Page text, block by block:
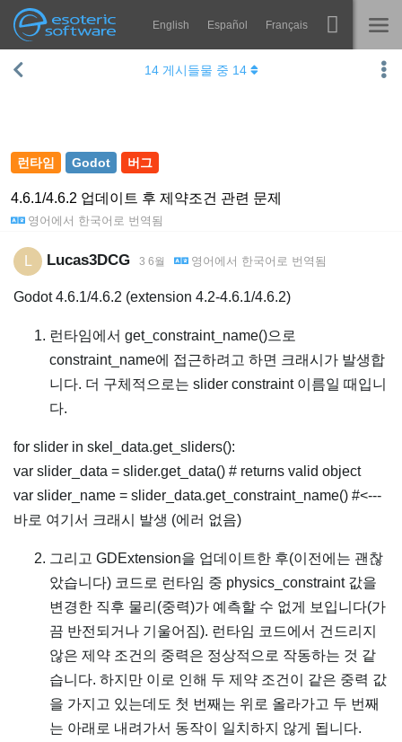
Esoteric Software
Navigation English Español Français
홈 Spine
FAQ
평가판 사용
구매
런타임 Godot 버그
4.6.1/4.6.2 업데이트 후 제약조건 관련 문제
영어 에서 한국어 로 번역됨
14게시들물 중 14
Lucas3DCG 3 6월 영어 에서 한국어 로 번역됨
Godot 4.6.1/4.6.2 (extension 4.2-4.6.1/4.6.2)
런타임에서 get_constraint_name()으로
constraint_name에 접근하려고 하면 크래시가 발생합
니다. 더 구체적으로는 slider constraint 이름일 때입니
다.
for slider in skel_data.get_sliders():
var slider_data = slider.get_data() # returns valid object
var slider_name = slider_data.get_constraint_name() #<---
바로 여기서 크래시 발생 (에러 없음)
그리고 GDExtension을 업데이트한 후(이전에는 괜찮
았습니다) 코드로 런타임 중 physics_constraint 값을
변경한 직후 물리(중력)가 예측할 수 없게 보입니다(가
끔 반전되거나 기울어짐). 런타임 코드에서 건드리지
않은 제약 조건의 중력은 정상적으로 작동하는 것 같
습니다. 하지만 이로 인해 두 제약 조건이 같은 중력 값
을 가지고 있는데도 첫 번째는 위로 올라가고 두 번째
는 아래로 내려가서 동작이 일치하지 않게 됩니다.